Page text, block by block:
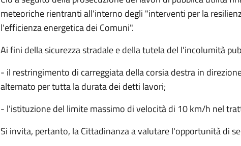
meteoriche rientranti all'interno degli "interventi per la
l'efficienza energetica dei Comuni".
Ai fini della sicurezza stradale e della tutela del l'incolumità
- il restringimento di carreggiata della corsia destra in
alternato per tutta la durata dei detti lavori;
- l'istituzione del limite massimo di velocità di 10 km/h nel
Si invita, pertanto, la Cittadinanza a valutare l'opportunità di